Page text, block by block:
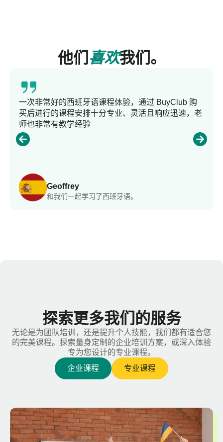
他们 喜欢我们。
Geoffrey
和我们一起学习了西班牙语。
一次非常好的西班牙语课程体验，通过 BuyClub 购
买后进行的课程安排十分专业、灵活且响应迅速，老
师也非常有教学经验
探索更多我们的服务
无论是为团队培训，还是提升个人技能，我们都有适合您
的完美课程。探索量身定制的企业培训方案，或深入体验
专为您设计的专业课程。
企业课程
专业课程